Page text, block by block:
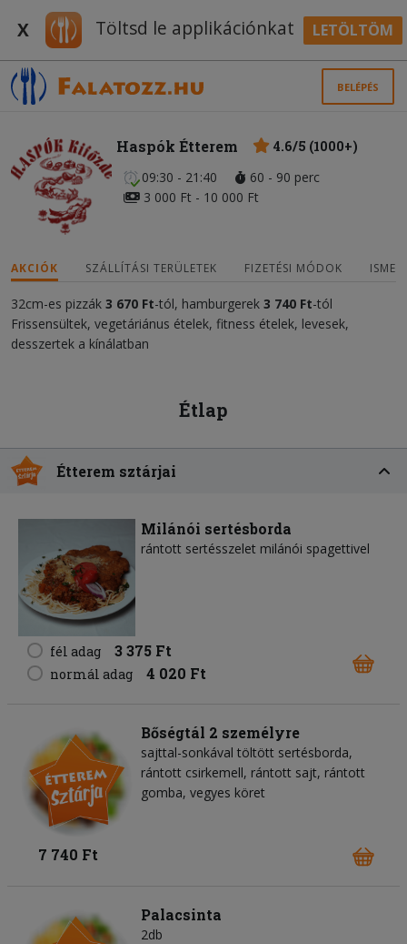
X Töltsd le applikációnkat LETÖLTÖM
BELÉPÉS
Haspók Étterem
4.6/5 (1000+)
09:30 - 21:40
60 - 90 perc
3 000 Ft - 10 000 Ft
AKCIÓK SZÁLLÍTÁSI TERÜLETEK FIZETÉSI MÓDOK
32cm-es pizzák 3 670 Ft-tól, hamburgerek 3 740 Ft-tól
Frissensültek, vegetáriánus ételek, fitness ételek, levesek,
desszertek a kínálatban
Étlap
Étterem sztárjai
Milánói sertésborda
rántott sertésszelet milánói spagettivel
fél adag 3 375 Ft
normál adag 4 020 Ft
Bőségtál 2 személyre
sajttal-sonkával töltött sertésborda,
rántott csirkemell, rántott sajt, rántott
gomba, vegyes köret
7 740 Ft
Palacsinta
2db